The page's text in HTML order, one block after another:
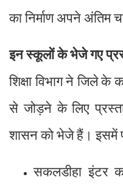
का निर्माण अपने अंतिम
इन स्कूलों के भेजे गए
शिक्षा विभाग ने जिले
से जोड़ने के लिए
शासन को भेजे हैं। इसमें
सकलडीहा इंटर